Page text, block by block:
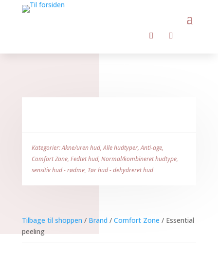
Kategorier:Akne/uren hud,Alle hudtyper,Anti-age,
Comfort Zone, Fedtet hud, Normal/kombineret hudtype,
sensitiv hud - rødme, Tør hud - dehydreret hud
Tilbage til shoppen / Brand / Comfort Zone / Essential
peeling